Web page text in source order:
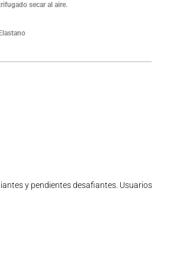
secar al aire.
y pendientes desafiantes. Usuarios